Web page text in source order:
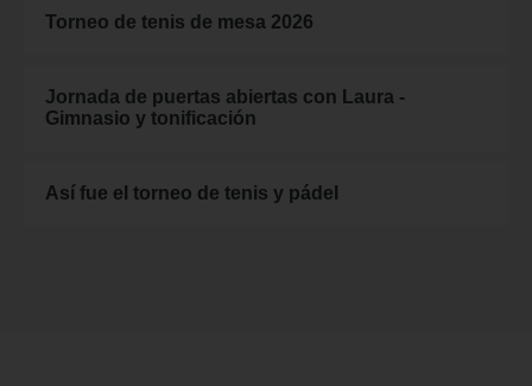
Torneo de tenis de mesa 2026
Jornada de puertas abiertas con Laura -
Gimnasio y tonificación
Así fue el torneo de tenis y pádel